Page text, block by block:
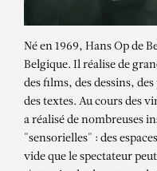
Né en 1969, Hans Op de
Belgique. Il réalise de
des films, des dessins,
des textes. Au cours des
a réalisé de nombreuses
"sensorielles" : des
vide que le spectateur